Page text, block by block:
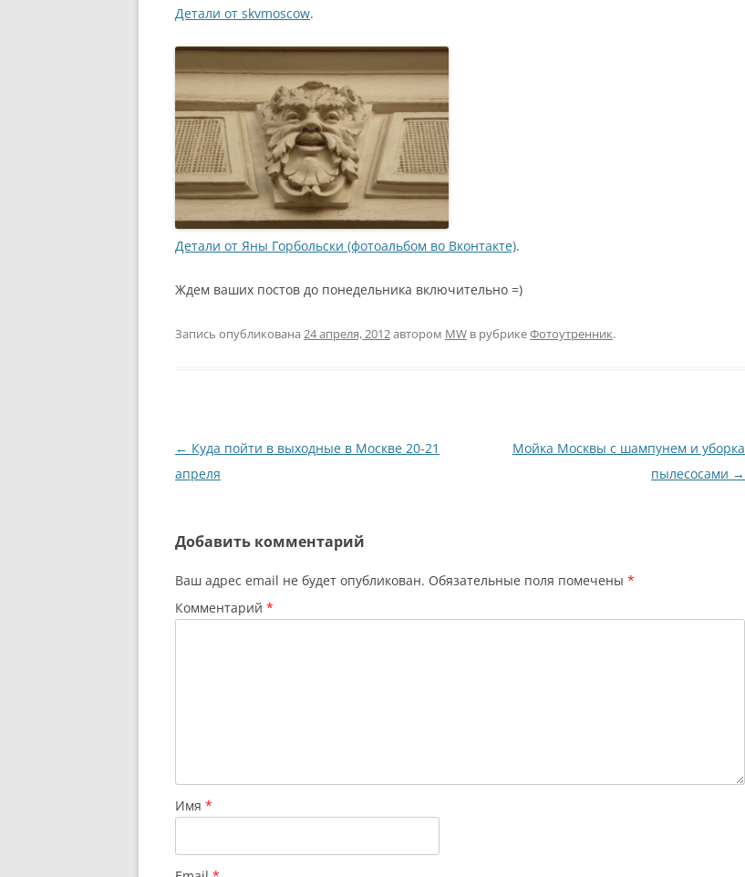
Детали от skvmoscow.
Детали от Яны Горбольски (фотоальбом во Вконтакте).
Ждем ваших постов до понедельника включительно =)
Запись опубликована 24 апреля, 2012автором MW в рубрикеФотоутренник.
Навигация
по
← Куда пойти в выходные в Москве 20-21
апреля
Мойка Москвы с шампунем и уборка
пылесосами →
Добавить комментарий
Ваш адрес email не будет опубликован. Обязательные поля помечены *
Комментарий *
Имя *